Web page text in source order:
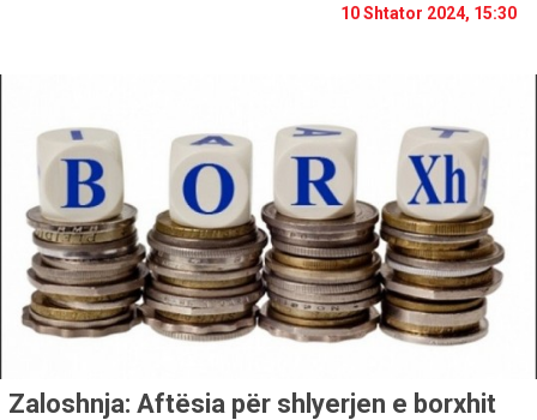
10 Shtator 2024, 15:30
Zaloshnja: Aftësia për shlyerjen e borxhit